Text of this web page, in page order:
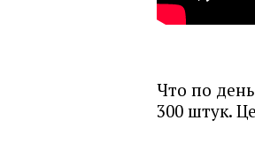
Что по
300 штук.